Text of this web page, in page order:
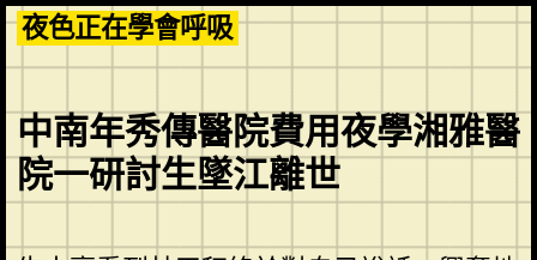
Skip
to
content
夜色正在學會呼吸
中南年秀傳醫院費用夜學湘雅醫
院一研討生墜江離世